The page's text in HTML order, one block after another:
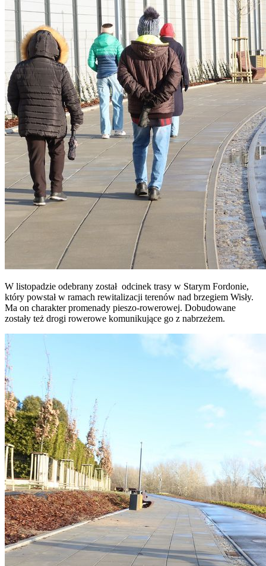
W listopadzie odebrany został odcinek trasy w Starym Fordonie,
który powstał w ramach rewitalizacji terenów nad brzegiem Wisły.
Ma on charakter promenady pieszo-rowerowej. Dobudowane
zostały też drogi rowerowe komunikujące go z nabrzeżem.